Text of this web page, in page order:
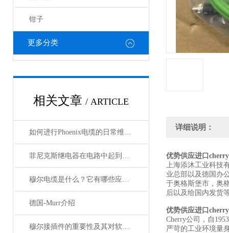
钳子
更多分类
相关文章 / ARTICLE
如何进行Phoenix电缆的日常维护和保养？
菲尼克斯继电器在电路中起到什么作用？
穆尔电缆是什么？它有哪些应用领域？
德国-Murr介绍
穆尔接插件的重要性及其对软件开发的影响
详细说明：
优势供应进口
上海添沐工业科技
业总部以及德国办
于奥格斯堡市，奥
后以及给国内发货
优势供应进口
Cherry公司，自
严苛的工业环境量